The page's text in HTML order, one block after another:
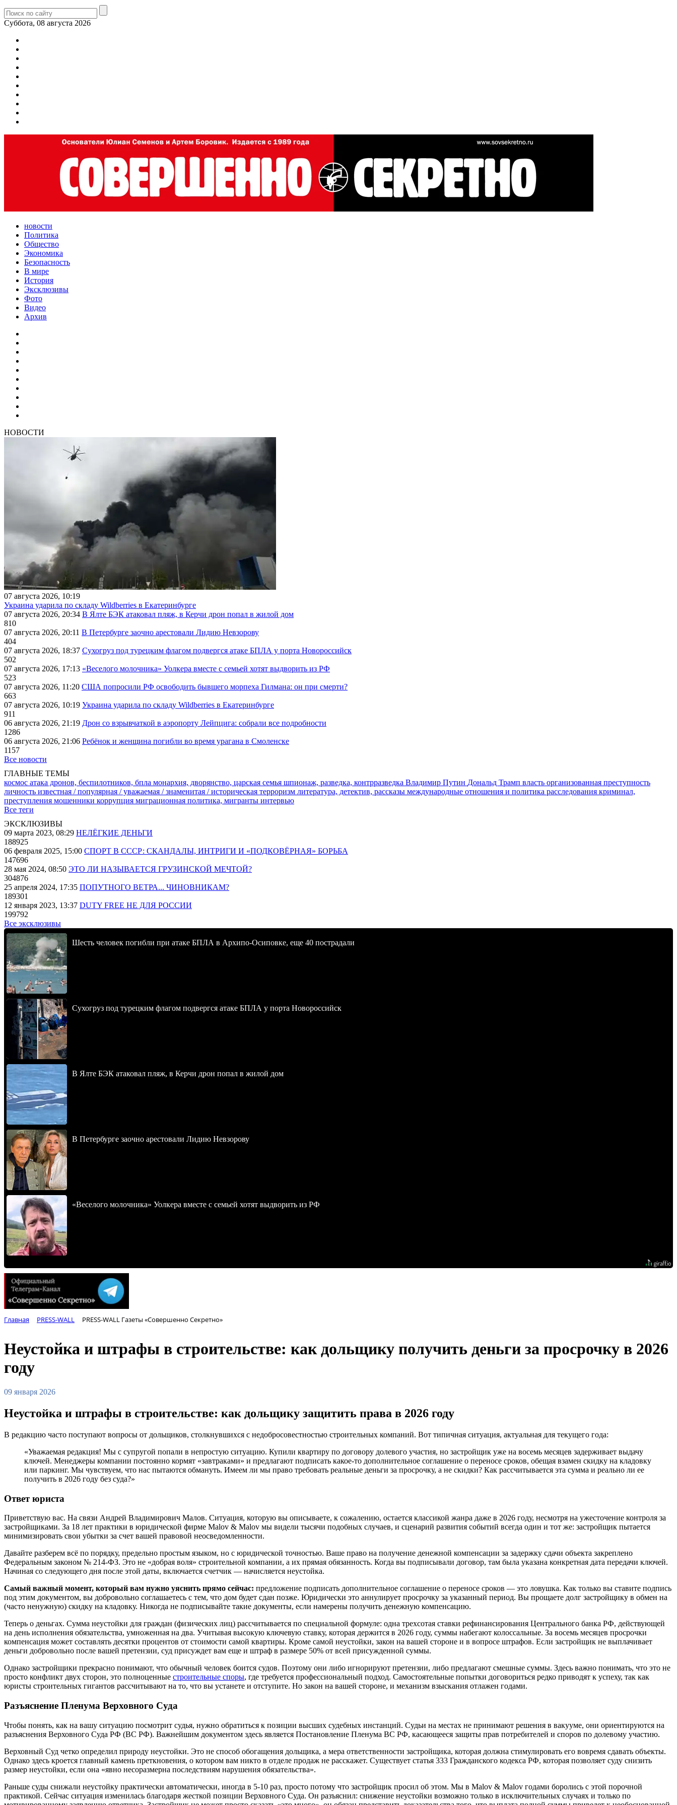
Суббота, 08 августа 2026
новости
Политика
Общество
Экономика
Безопасность
В мире
История
Эксклюзивы
Фото
Видео
Архив
НОВОСТИ
07 августа 2026, 10:19
Украина ударила по складу Wildberries в Екатеринбурге
07 августа 2026, 20:34 В Ялте БЭК атаковал пляж, в Керчи дрон попал в жилой дом
810
07 августа 2026, 20:11 В Петербурге заочно арестовали Лидию Невзорову
404
07 августа 2026, 18:37 Сухогруз под турецким флагом подвергся атаке БПЛА у порта Новороссийск
502
07 августа 2026, 17:13 «Веселого молочника» Уолкера вместе с семьей хотят выдворить из РФ
523
07 августа 2026, 11:20 США попросили РФ освободить бывшего морпеха Гилмана: он при смерти?
663
07 августа 2026, 10:19 Украина ударила по складу Wildberries в Екатеринбурге
911
06 августа 2026, 21:19 Дрон со взрывчаткой в аэропорту Лейпцига: собрали все подробности
1286
06 августа 2026, 21:06 Ребёнок и женщина погибли во время урагана в Смоленске
1157
Все новости
ГЛАВНЫЕ ТЕМЫ
космос атака дронов, беспилотников, бпла монархия, дворянство, царская семья шпионаж, разведка, контрразведка Владимир Путин Дональд Трамп власть организованная преступность
личность известная / популярная / уважаемая / знаменитая / историческая терроризм литература, детектив, рассказы международные отношения и политика расследования криминал,
преступления мошенники коррупция миграционная политика, мигранты интервью
Все теги
ЭКСКЛЮЗИВЫ
09 марта 2023, 08:29 НЕЛЁГКИЕ ДЕНЬГИ
188925
06 февраля 2025, 15:00 СПОРТ В СССР: СКАНДАЛЫ, ИНТРИГИ И «ПОДКОВЁРНАЯ» БОРЬБА
147696
28 мая 2024, 08:50 ЭТО ЛИ НАЗЫВАЕТСЯ ГРУЗИНСКОЙ МЕЧТОЙ?
304876
25 апреля 2024, 17:35 ПОПУТНОГО ВЕТРА... ЧИНОВНИКАМ?
189301
12 января 2023, 13:37 DUTY FREE НЕ ДЛЯ РОССИИ
199792
Все эксклюзивы
Шесть человек погибли при атаке БПЛА в Архипо-Осиповке, еще 40 пострадали
Сухогруз под турецким флагом подвергся атаке БПЛА у порта Новороссийск
В Ялте БЭК атаковал пляж, в Керчи дрон попал в жилой дом
В Петербурге заочно арестовали Лидию Невзорову
«Веселого молочника» Уолкера вместе с семьей хотят выдворить из РФ
Главная PRESS-WALL PRESS-WALL Газеты «Совершенно Секретно»
Неустойка и штрафы в строительстве: как дольщику получить деньги за просрочку в 2026
году
09 января 2026
Неустойка и штрафы в строительстве: как дольщику защитить права в 2026 году
В редакцию часто поступают вопросы от дольщиков, столкнувшихся с недобросовестностью строительных компаний. Вот типичная ситуация, актуальная для текущего года:
«Уважаемая редакция! Мы с супругой попали в непростую ситуацию. Купили квартиру по договору долевого участия, но застройщик уже на восемь месяцев задерживает выдачу
ключей. Менеджеры компании постоянно кормят «завтраками» и предлагают подписать какое-то дополнительное соглашение о переносе сроков, обещая взамен скидку на кладовку
или паркинг. Мы чувствуем, что нас пытаются обмануть. Имеем ли мы право требовать реальные деньги за просрочку, а не скидки? Как рассчитывается эта сумма и реально ли ее
получить в 2026 году без суда?»
Ответ юриста
Приветствую вас. На связи Андрей Владимирович Малов. Ситуация, которую вы описываете, к сожалению, остается классикой жанра даже в 2026 году, несмотря на ужесточение контроля за
застройщиками. За 18 лет практики в юридической фирме Malov & Malov мы видели тысячи подобных случаев, и сценарий развития событий всегда один и тот же: застройщик пытается
минимизировать свои убытки за счет вашей правовой неосведомленности.
Давайте разберем всё по порядку, предельно простым языком, но с юридической точностью. Ваше право на получение денежной компенсации за задержку сдачи объекта закреплено
Федеральным законом № 214-ФЗ. Это не «добрая воля» строительной компании, а их прямая обязанность. Когда вы подписывали договор, там была указана конкретная дата передачи ключей.
Начиная со следующего дня после этой даты, включается счетчик — начисляется неустойка.
Самый важный момент, который вам нужно уяснить прямо сейчас: предложение подписать дополнительное соглашение о переносе сроков — это ловушка. Как только вы ставите подпись
под этим документом, вы добровольно соглашаетесь с тем, что дом будет сдан позже. Юридически это аннулирует просрочку за указанный период. Вы прощаете долг застройщику в обмен на
(часто ненужную) скидку на кладовку. Никогда не подписывайте такие документы, если намерены получить денежную компенсацию.
Теперь о деньгах. Сумма неустойки для граждан (физических лиц) рассчитывается по специальной формуле: одна трехсотая ставки рефинансирования Центрального банка РФ, действующей
на день исполнения обязательства, умноженная на два. Учитывая высокую ключевую ставку, которая держится в 2026 году, суммы набегают колоссальные. За восемь месяцев просрочки
компенсация может составлять десятки процентов от стоимости самой квартиры. Кроме самой неустойки, закон на вашей стороне и в вопросе штрафов. Если застройщик не выплачивает
деньги добровольно после вашей претензии, суд присуждет вам еще и штраф в размере 50% от всей присужденной суммы.
Однако застройщики прекрасно понимают, что обычный человек боится судов. Поэтому они либо игнорируют претензии, либо предлагают смешные суммы. Здесь важно понимать, что это не
просто конфликт двух сторон, это полноценные строительные споры, где требуется профессиональный подход. Самостоятельные попытки договориться редко приводят к успеху, так как
юристы строительных гигантов рассчитывают на то, что вы устанете и отступите. Но закон на вашей стороне, и механизм взыскания отлажен годами.
Разъяснение Пленума Верховного Суда
Чтобы понять, как на вашу ситуацию посмотрит судья, нужно обратиться к позиции высших судебных инстанций. Судьи на местах не принимают решения в вакууме, они ориентируются на
разъяснения Верховного Суда РФ (ВС РФ). Важнейшим документом здесь является Постановление Пленума ВС РФ, касающееся защиты прав потребителей и споров по долевому участию.
Верховный Суд четко определил природу неустойки. Это не способ обогащения дольщика, а мера ответственности застройщика, которая должна стимулировать его вовремя сдавать объекты.
Однако здесь кроется главный камень преткновения, о котором вам никто в отделе продаж не расскажет. Существует статья 333 Гражданского кодекса РФ, которая позволяет суду снизить
размер неустойки, если она «явно несоразмерна последствиям нарушения обязательства».
Раньше суды снижали неустойку практически автоматически, иногда в 5-10 раз, просто потому что застройщик просил об этом. Мы в Malov & Malov годами боролись с этой порочной
практикой. Сейчас ситуация изменилась благодаря жесткой позиции Верховного Суда. Он разъяснил: снижение неустойки возможно только в исключительных случаях и только по